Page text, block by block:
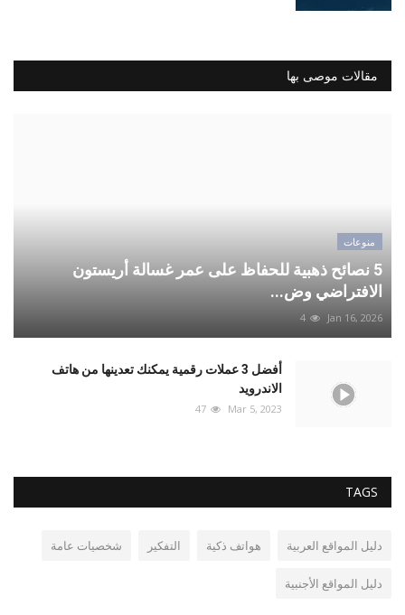
مقالات موصى بها
منوعات
5 نصائح ذهبية للحفاظ على عمر غسالة أريستون
الافتراضي وض...
أفضل 3 عملات رقمية يمكنك تعدينها من هاتف
الاندرويد
TAGS
دليل المواقع العربية هواتف ذكية التفكير شخصيات عامة
دليل المواقع الأجنبية